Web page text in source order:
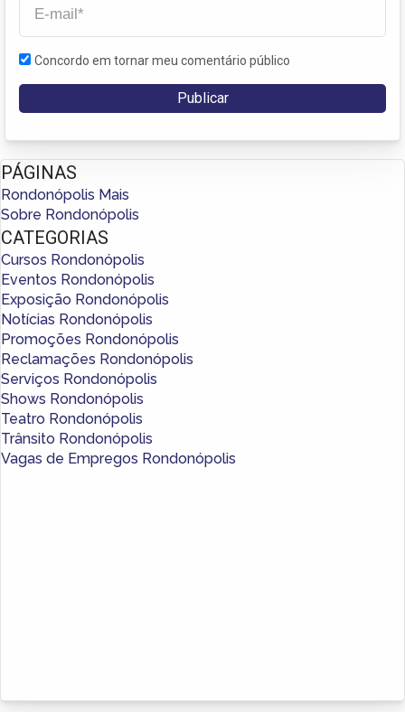
Concordo em tornar meu comentário público
PÁGINAS
Rondonópolis Mais
Sobre Rondonópolis
CATEGORIAS
Cursos Rondonópolis
Eventos Rondonópolis
Exposição Rondonópolis
Notícias Rondonópolis
Promoções Rondonópolis
Reclamações Rondonópolis
Serviços Rondonópolis
Shows Rondonópolis
Teatro Rondonópolis
Trânsito Rondonópolis
Vagas de Empregos Rondonópolis